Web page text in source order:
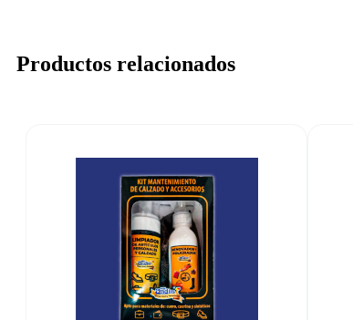
Productos relacionados